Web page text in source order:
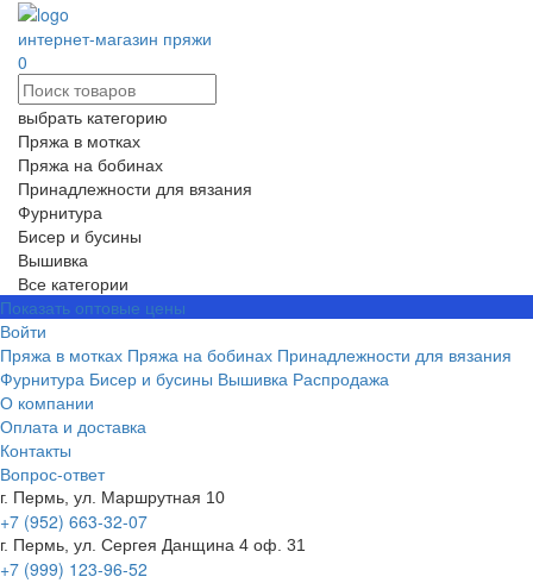
интернет-магазин пряжи
0
выбрать категорию
Пряжа в мотках
Пряжа на бобинах
Принадлежности для вязания
Фурнитура
Бисер и бусины
Вышивка
Все категории
Показать оптовые цены
Войти
Пряжа в мотках Пряжа на бобинах Принадлежности для вязания
Фурнитура Бисер и бусины Вышивка Распродажа
О компании
Оплата и доставка
Контакты
Вопрос-ответ
г. Пермь, ул. Маршрутная 10
+7 (952) 663-32-07
г. Пермь, ул. Сергея Данщина 4 оф. 31
+7 (999) 123-96-52